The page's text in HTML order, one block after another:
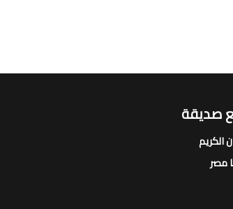
صديقة
الكريم
مصر